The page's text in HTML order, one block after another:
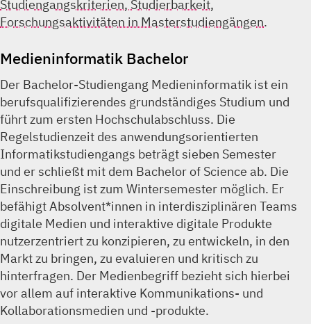
Studiengangskriterien, Studierbarkeit,
Forschungsaktivitäten in Masterstudiengängen.
Medieninformatik Bachelor
Der Bachelor-Studiengang Medieninformatik ist ein
berufsqualifizierendes grundständiges Studium und
führt zum ersten Hochschulabschluss. Die
Regelstudienzeit des anwendungsorientierten
Informatikstudiengangs beträgt sieben Semester
und er schließt mit dem Bachelor of Science ab. Die
Einschreibung ist zum Wintersemester möglich. Er
befähigt Absolvent*innen in interdisziplinären Teams
digitale Medien und interaktive digitale Produkte
nutzerzentriert zu konzipieren, zu entwickeln, in den
Markt zu bringen, zu evaluieren und kritisch zu
hinterfragen. Der Medienbegriff bezieht sich hierbei
vor allem auf interaktive Kommunikations- und
Kollaborationsmedien und -produkte.